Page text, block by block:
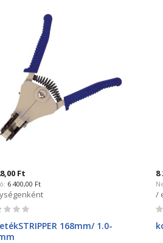
Ft
6 400,00 Ft
168mm/ 1.0-
8
/